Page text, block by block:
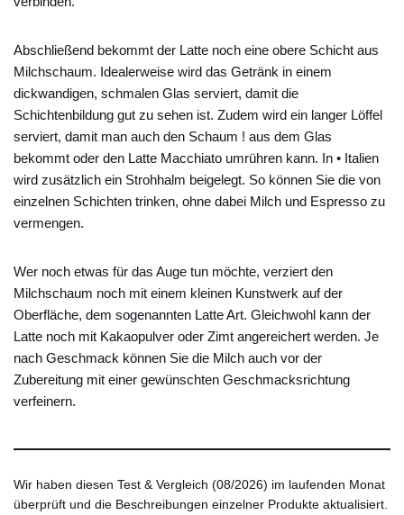
Abschließend bekommt der Latte noch eine obere Schicht aus
Milchschaum. Idealerweise wird das Getränk in einem
dickwandigen, schmalen Glas serviert, damit die
Schichtenbildung gut zu sehen ist. Zudem wird ein langer Löffel
serviert, damit man auch den Schaum ! aus dem Glas
bekommt oder den Latte Macchiato umrühren kann. In • Italien
wird zusätzlich ein Strohhalm beigelegt. So können Sie die von
einzelnen Schichten trinken, ohne dabei Milch und Espresso zu
vermengen.
Wer noch etwas für das Auge tun möchte, verziert den
Milchschaum noch mit einem kleinen Kunstwerk auf der
Oberfläche, dem sogenannten Latte Art. Gleichwohl kann der
Latte noch mit Kakaopulver oder Zimt angereichert werden. Je
nach Geschmack können Sie die Milch auch vor der
Zubereitung mit einer gewünschten Geschmacksrichtung
verfeinern.
Wir haben diesen Test & Vergleich (08/2026) im laufenden Monat
überprüft und die Beschreibungen einzelner Produkte aktualisiert.